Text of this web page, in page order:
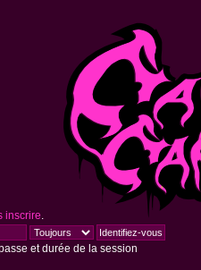
inscrire
et durée de la session